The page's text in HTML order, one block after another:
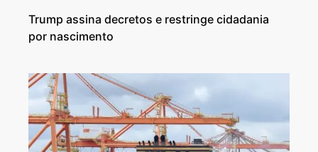
Trump assina decretos e restringe cidadania
por nascimento